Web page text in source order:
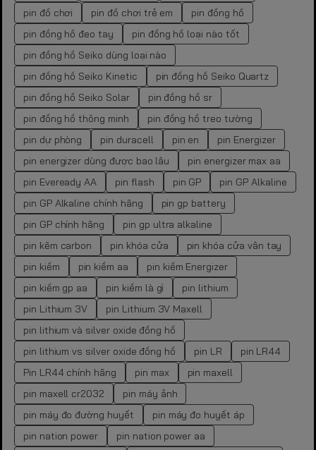
pin đồ chơi pin đồ chơi trẻ em
pin đồng hồ
pin đồng hồ đeo tay
pin đồng hồ loại nào tốt
pin đồng hồ Seiko dùng loại nào
pin đồng hồ Seiko Kinetic
pin đồng hồ Seiko Quartz
pin đồng hồ Seiko Solar
pin đồng hồ sr
pin đồng hồ thông minh
pin đồng hồ treo tường
pin dự phòng
pin duracell pin en
pin Energizer
pin energizer dùng được bao lâu
pin energizer max aa
pin Eveready AA
pin flash pin GP
pin GP Alkaline
pin GP Alkaline chính hãng
pin gp battery
pin GP chính hãng
pin gp ultra alkaline
pin kẽm carbon
pin khóa cửa
pin khóa cửa vân tay
pin kiềm
pin kiềm aa
pin kiềm Energizer
pin kiềm gp aa
pin kiềm là gì
pin lithium
pin Lithium 3V
pin Lithium 3V Maxell
pin lithium và silver oxide đồng hồ
pin lithium vs silver oxide đồng hồ
pin LR
pin LR44
Pin LR44 chính hãng
pin max
pin maxell
pin maxell cr2032
pin máy ảnh
pin máy đo đường huyết
pin máy đo huyết áp
pin nation power
pin nation power aa